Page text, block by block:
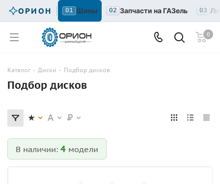
ОРИОН 01 Шины 02 Запчасти на ГАЗель 03
0
Каталог - Диски - Подбор дисков
Подбор дисков
В наличии: 4 модели